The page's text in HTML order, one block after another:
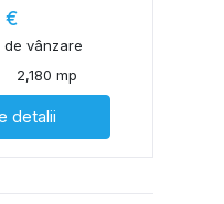
€
de vânzare
2,180 mp
detalii